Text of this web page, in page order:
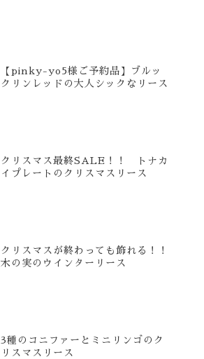
【pinky-yo5様ご予約品】ブルッ
クリンレッドの大人シックなリース
クリスマス最終SALE！！ トナカ
イプレートのクリスマスリース
クリスマスが終わっても飾れる！！
木の実のウインターリース
3種のコニファーとミニリンゴのク
リスマスリース